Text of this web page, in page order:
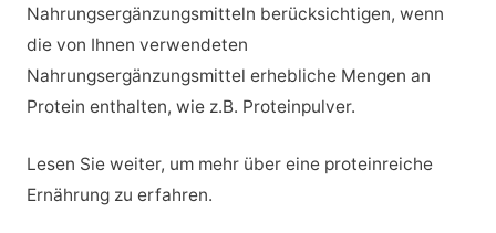
Nahrungsergänzungsmitteln berücksichtigen, wenn
die von Ihnen verwendeten
Nahrungsergänzungsmittel erhebliche Mengen an
Protein enthalten, wie z.B. Proteinpulver.
Lesen Sie weiter, um mehr über eine proteinreiche
Ernährung zu erfahren.